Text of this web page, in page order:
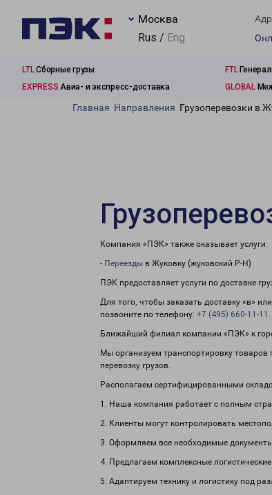
Москва
Rus / Eng
LTLСборные грузы FTL
EXPRESS Авиа- и экспресс-доставка GLOBAL
Главная Направления Грузоперевозки в
Компания «ПЭК» также оказывает услуги:
- Переезды в Жуковку (жуковский Р-Н)
ПЭК предоставляет услуги по доставке
Для того, чтобы заказать доставку «в»
позвоните по телефону: +7 (495) 660-11-11 .
Ближайший филиал компании «ПЭК» к
Мы организуем транспортировку
перевозку грузов.
Располагаем сертифицированными
1. Наша компания работает с полным
2. Клиенты могут контролировать
3. Оформляем все необходимые
4. Предлагаем комплексные
5. Адаптируем технику и логистику под